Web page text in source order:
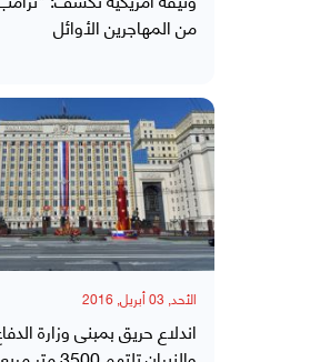
من المهاجرين الأوائل
الأحد, 03 أبريل, 2016
اندلاع حريق بمبنى وزارة